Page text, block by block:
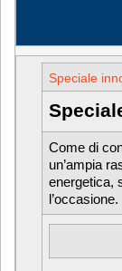
Speciale
Come di
un’ampia
energetica,
l’occasione.